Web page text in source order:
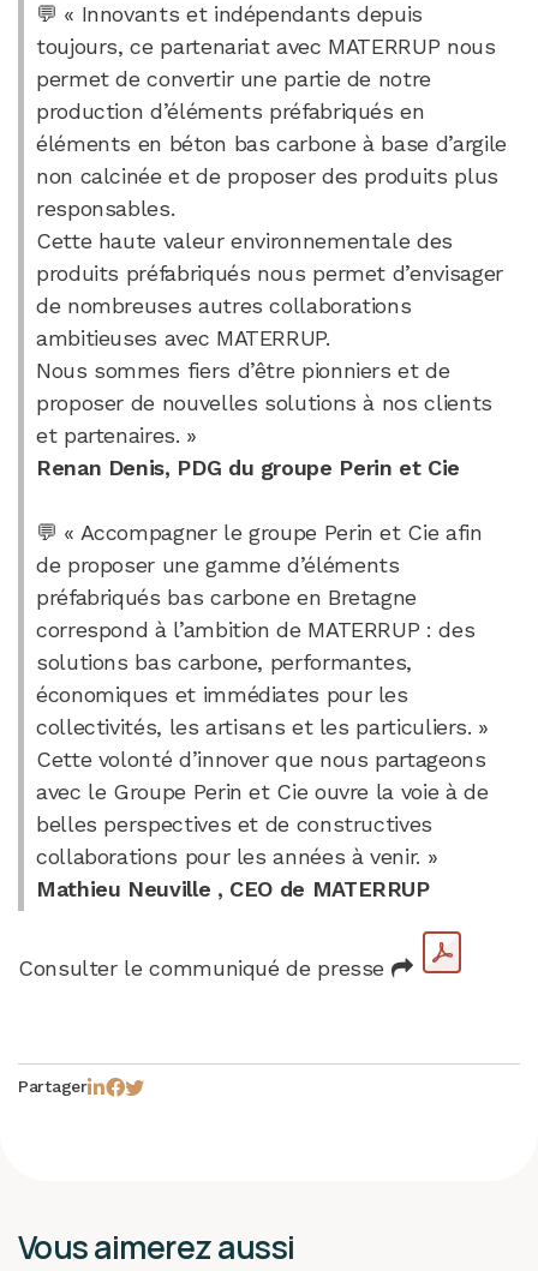
💬 « Innovants et indépendants depuis
toujours, ce partenariat avec MATERRUP nous
permet de convertir une partie de notre
production d’éléments préfabriqués en
éléments en béton bas carbone à base d’argile
non calcinée et de proposer des produits plus
responsables.
Cette haute valeur environnementale des
produits préfabriqués nous permet d’envisager
de nombreuses autres collaborations
ambitieuses avec MATERRUP.
Nous sommes fiers d’être pionniers et de
proposer de nouvelles solutions à nos clients
et partenaires. »
Renan Denis, PDG du groupe Perin et Cie
💬 « Accompagner le groupe Perin et Cie afin
de proposer une gamme d’éléments
préfabriqués bas carbone en Bretagne
correspond à l’ambition de MATERRUP : des
solutions bas carbone, performantes,
économiques et immédiates pour les
collectivités, les artisans et les particuliers. »
Cette volonté d’innover que nous partageons
avec le Groupe Perin et Cie ouvre la voie à de
belles perspectives et de constructives
collaborations pour les années à venir. »
Mathieu Neuville , CEO de MATERRUP
Consulter le communiqué de presse
Partager
Vous aimerez aussi